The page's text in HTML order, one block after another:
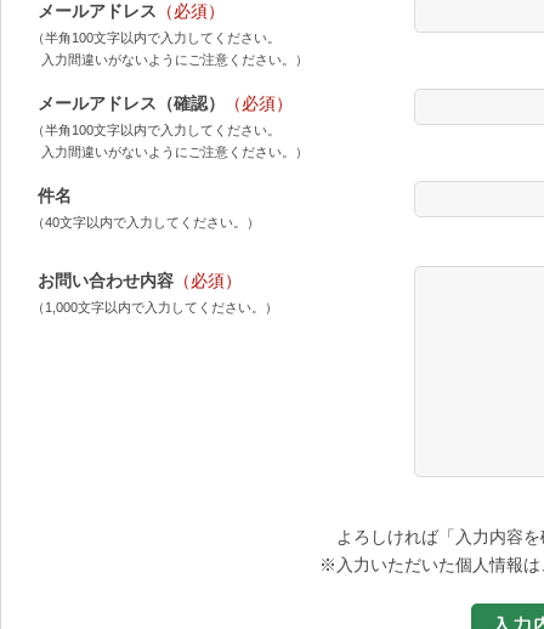
メールアドレス （必須）
（半角100文字以内で入力してください。
入力間違いがないようにご注意ください。）
メールアドレス（確認） （必須）
（半角100文字以内で入力してください。
入力間違いがないようにご注意ください。）
件名
（40文字以内で入力してください。）
お問い合わせ内容 （必須）
（1,000文字以内で入力してください。）
よろしければ「入力内容
※入力いただいた個人情報